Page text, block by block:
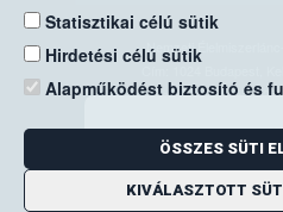
Statisztikai célú sütik
Hirdetési célú sütik
Alapműködést biztosító és
ÖSSZES SÜTI
KIVÁLASZTOTT
Nemzeti
Levelezési cím: 1525
E-mail:
Zöld szám: 06-
Telefon: 06-1/